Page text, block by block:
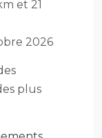
et 21
2026
plus